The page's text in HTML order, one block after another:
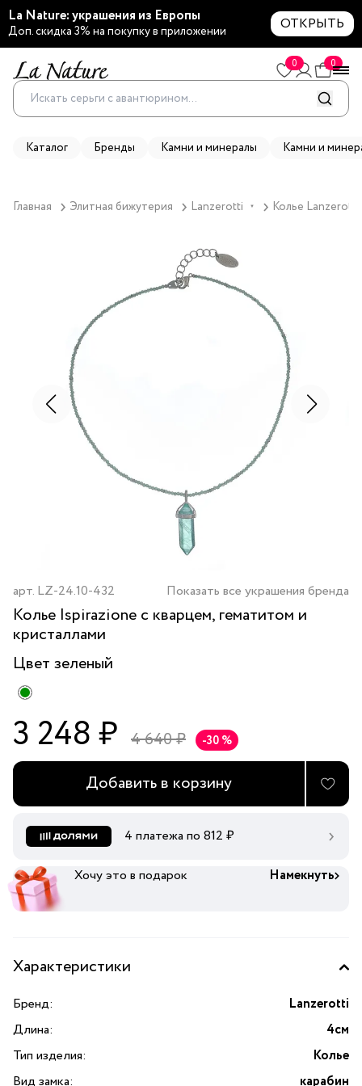
La Nature: украшения из Европы
Доп. скидка 3% на покупку в приложении ОТКРЫТЬ
0 0
Каталог Бренды Камни и минералы Камни и
Главная Элитная бижутерия Lanzerotti ▼ Колье
арт. LZ-24.10-432 Показать все украшения бренда
Колье Ispirazione с кварцем, гематитом и
кристаллами
Цвет зеленый
3 248 ₽ 4 640 ₽ -30 %
Добавить в корзину
4 платежа по 812 ₽
Хочу это в подарок Намекнуть
Характеристики
Бренд:
Lanzerotti
Длина:
4см
Тип изделия:
Колье
Вид замка:
карабин